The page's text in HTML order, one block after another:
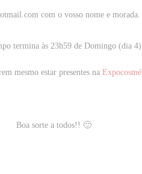
com o vosso nome e morada.
termina às 23h59 de Domingo (dia
mesmo estar presentes na
Boa sorte a todos!! 🙂